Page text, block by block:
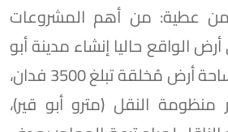
عطية: من أهم المشروعات
الواقع حاليا إنشاء مدينة أبو
قير الجديدة على مساحة أرض مُخلقة تبلغ 3500 فدان،
منظومة النقل (مترو أبو قير)،